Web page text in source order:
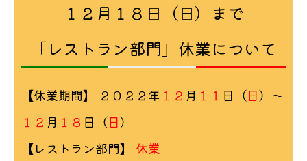
１２月１８日（日）まで
「レストラン部門」休業について
【休業期間】 ２０２２年 １２ 月 １１ 日（日）〜
１２ 月 １８ 日（日）
【レストラン部門】 休業